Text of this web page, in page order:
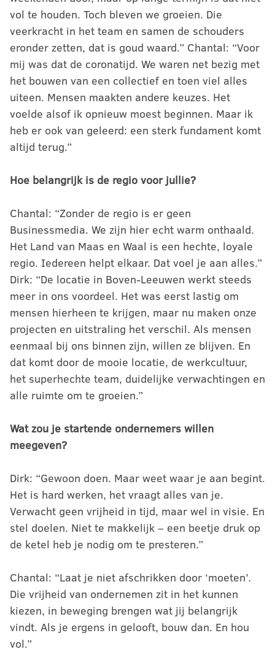
vol te houden. Toch bleven we groeien. Die
veerkracht in het team en samen de schouders
eronder zetten, dat is goud waard.” Chantal: “Voor
mij was dat de coronatijd. We waren net bezig met
het bouwen van een collectief en toen viel alles
uiteen. Mensen maakten andere keuzes. Het
voelde alsof ik opnieuw moest beginnen. Maar ik
heb er ook van geleerd: een sterk fundament komt
altijd terug.”
Hoe belangrijk is de regio voor jullie?
Chantal: “Zonder de regio is er geen
Businessmedia. We zijn hier echt warm onthaald.
Het Land van Maas en Waal is een hechte, loyale
regio. Iedereen helpt elkaar. Dat voel je aan alles.”
Dirk: “De locatie in Boven-Leeuwen werkt steeds
meer in ons voordeel. Het was eerst lastig om
mensen hierheen te krijgen, maar nu maken onze
projecten en uitstraling het verschil. Als mensen
eenmaal bij ons binnen zijn, willen ze blijven. En
dat komt door de mooie locatie, de werkcultuur,
het superhechte team, duidelijke verwachtingen en
alle ruimte om te groeien.”
Wat zou je startende ondernemers willen
meegeven?
Dirk: “Gewoon doen. Maar weet waar je aan begint.
Het is hard werken, het vraagt alles van je.
Verwacht geen vrijheid in tijd, maar wel in visie. En
stel doelen. Niet te makkelijk – een beetje druk op
de ketel heb je nodig om te presteren.”
Chantal: “Laat je niet afschrikken door ‘moeten’.
Die vrijheid van ondernemen zit in het kunnen
kiezen, in beweging brengen wat jij belangrijk
vindt. Als je ergens in gelooft, bouw dan. En hou
vol.”